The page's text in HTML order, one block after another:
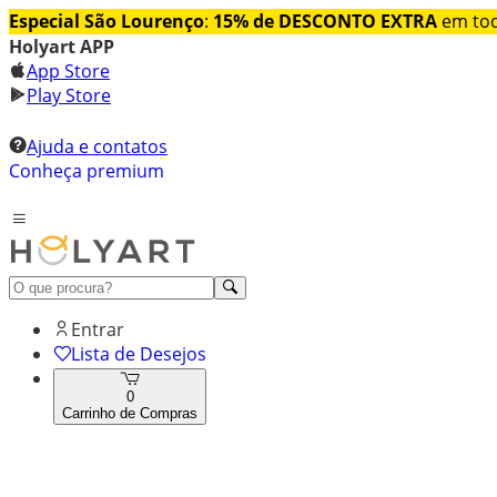
Especial São Lourenço: 15% de DESCONTO EXTRA em
Holyart APP
App Store
Play Store
Ajuda e contatos
Conheça premium
Entrar
Lista de Desejos
0
Carrinho de Compras